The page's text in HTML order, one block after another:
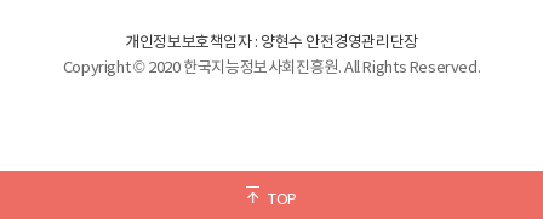
TOP
개인정보보호책임자 : 양현수 안전경영관리단장
Copyright © 2020 한국지능정보사회진흥원. All Rights Reserved.